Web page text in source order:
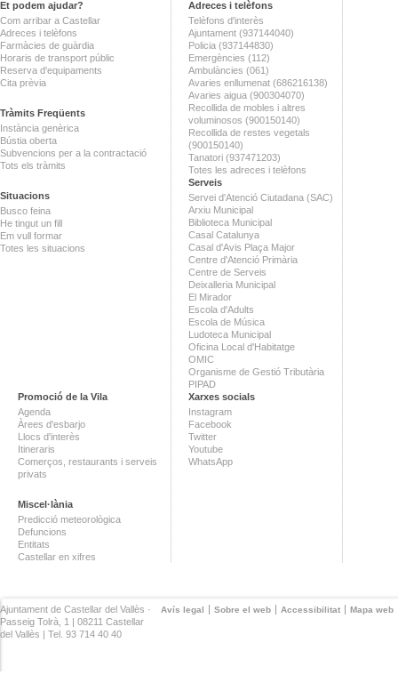
Et podem ajudar?
Com arribar a Castellar
Adreces i telèfons
Farmàcies de guàrdia
Horaris de transport públic
Reserva d'equipaments
Cita prèvia
Tràmits Freqüents
Instància genèrica
Bústia oberta
Subvencions per a la contractació
Tots els tràmits
Situacions
Busco feina
He tingut un fill
Em vull formar
Totes les situacions
Adreces i telèfons
Telèfons d'interès
Ajuntament (937144040)
Policia (937144830)
Emergències (112)
Ambulàncies (061)
Avaries enllumenat (686216138)
Avaries aigua (900304070)
Recollida de mobles i altres
voluminosos (900150140)
Recollida de restes vegetals
(900150140)
Tanatori (937471203)
Totes les adreces i telèfons
Serveis
Servei d'Atenció Ciutadana (SAC)
Arxiu Municipal
Biblioteca Municipal
Casal Catalunya
Casal d'Avis Plaça Major
Centre d'Atenció Primària
Centre de Serveis
Deixalleria Municipal
El Mirador
Escola d'Adults
Escola de Música
Ludoteca Municipal
Oficina Local d'Habitatge
OMIC
Organisme de Gestió Tributària
PIPAD
Promoció de la Vila
Agenda
Àrees d'esbarjo
Llocs d'interès
Itineraris
Comerços, restaurants i serveis
privats
Miscel·lània
Predicció meteorològica
Defuncions
Entitats
Castellar en xifres
Xarxes socials
Instagram
Facebook
Twitter
Youtube
WhatsApp
Avís legal Sobre el web Accessibilitat Mapa web
Ajuntament de Castellar del Vallès ·
Passeig Tolrà, 1 | 08211 Castellar
del Vallès | Tel. 93 714 40 40